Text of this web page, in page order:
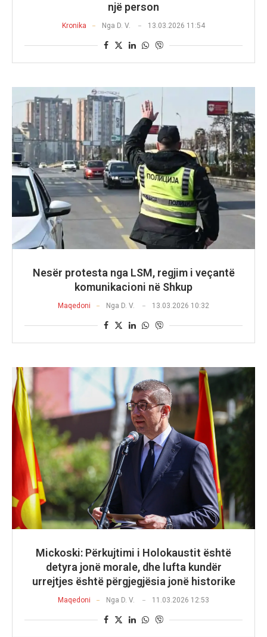
një person
Kronika Nga D. V. 13.03.2026 11:54
Nesër protesta nga LSM, regjim i veçantë
komunikacioni në Shkup
Maqedoni Nga D. V. 13.03.2026 10:32
Mickoski: Përkujtimi i Holokaustit është
detyra jonë morale, dhe lufta kundër
urrejtjes është përgjegjësia jonë historike
Maqedoni Nga D. V. 11.03.2026 12:53